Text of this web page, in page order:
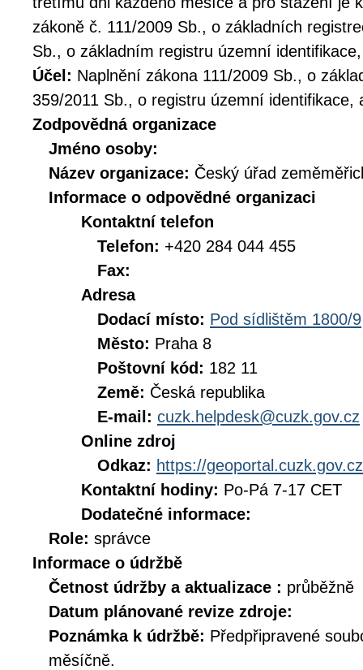
zákoně č. 111/2009 Sb., o základních
Sb., o základním registru územní
Účel: Naplnění zákona 111/2009 Sb., o
359/2011 Sb., o registru územní identifikace,
Zodpovědná organizace
Jméno osoby:
Název organizace: Český úřad
Informace o odpovědné organizaci
Kontaktní telefon
Telefon: +420 284 044 455
Fax:
Adresa
Dodací místo: Pod sídlištěm 1800/9
Město: Praha 8
Poštovní kód: 182 11
Země: Česká republika
E-mail: cuzk.helpdesk@cuzk.gov.cz
Online zdroj
Odkaz: https://geoportal.cuzk.gov.cz
Kontaktní hodiny: Po-Pá 7-17 CET
Dodatečné informace:
Role: správce
Informace o údržbě
Četnost údržby a aktualizace : průběžně
Datum plánované revize zdroje:
Poznámka k údržbě: Předpřipravené
měsíčně.